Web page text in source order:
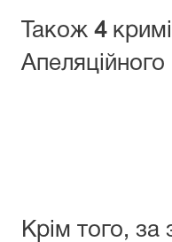
Також 4
Крім того, за